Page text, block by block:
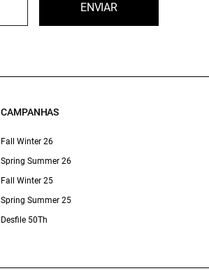
ENVIAR
CAMPANHAS
Fall Winter 26
Spring Summer 26
Fall Winter 25
Spring Summer 25
Desfile 50Th